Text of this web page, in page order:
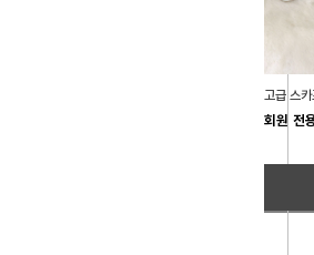
회원 전